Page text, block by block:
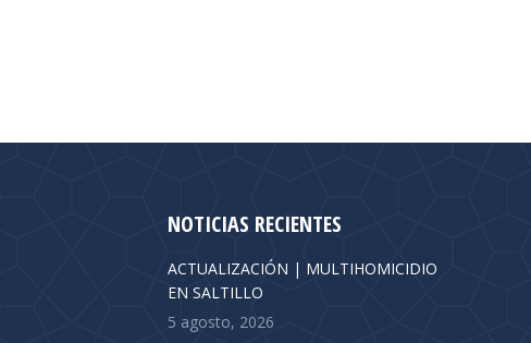
NOTICIAS RECIENTES
ACTUALIZACIÓN | MULTIHOMICIDIO
EN SALTILLO
5 agosto, 2026